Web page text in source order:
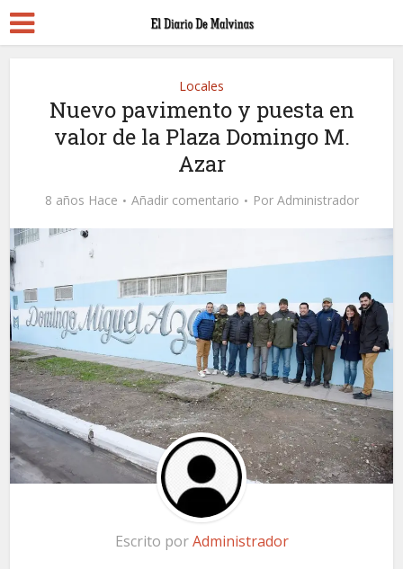
Locales
Nuevo pavimento y puesta en
valor de la Plaza Domingo M.
Azar
8 años Hace Añadir comentario Por Administrador
Escrito porAdministrador